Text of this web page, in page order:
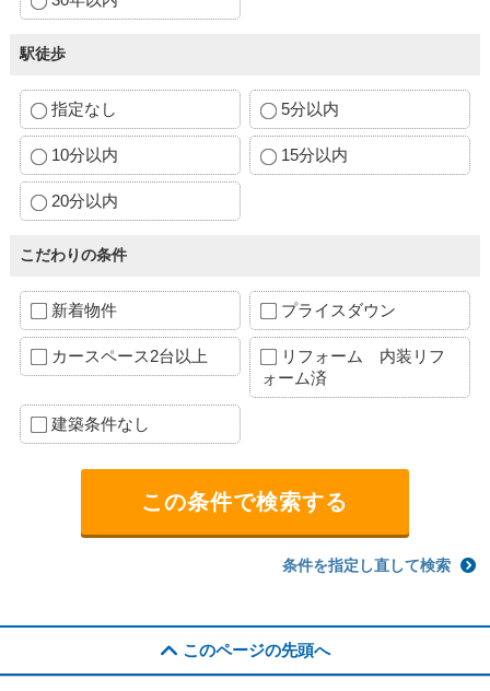
駅徒歩
指定なし 5分以内
10分以内 15分以内
20分以内
こだわりの条件
新着物件 プライスダウン
カースペース2台以上
リフォーム 内装リフ
ォーム済
建築条件なし
条件を指定し直して検索
このページの先頭へ